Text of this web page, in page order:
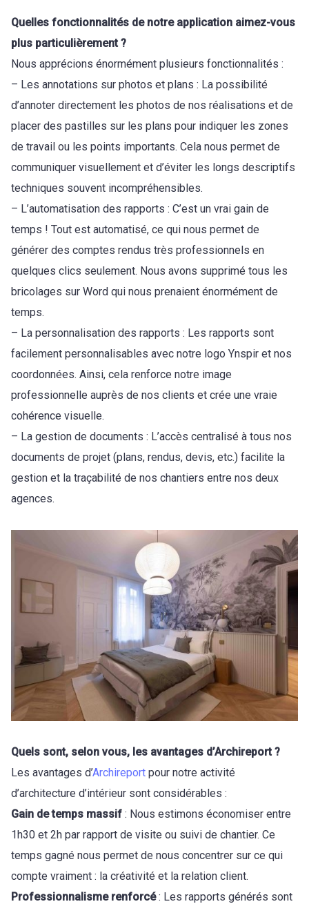
Quelles fonctionnalités de notre application aimez-vous
plus particulièrement ?
Nous apprécions énormément plusieurs fonctionnalités :
– Les annotations sur photos et plans : La possibilité
d’annoter directement les photos de nos réalisations et de
placer des pastilles sur les plans pour indiquer les zones
de travail ou les points importants. Cela nous permet de
communiquer visuellement et d’éviter les longs descriptifs
techniques souvent incompréhensibles.
– L’automatisation des rapports : C’est un vrai gain de
temps ! Tout est automatisé, ce qui nous permet de
générer des comptes rendus très professionnels en
quelques clics seulement. Nous avons supprimé tous les
bricolages sur Word qui nous prenaient énormément de
temps.
– La personnalisation des rapports : Les rapports sont
facilement personnalisables avec notre logo Ynspir et nos
coordonnées. Ainsi, cela renforce notre image
professionnelle auprès de nos clients et crée une vraie
cohérence visuelle.
– La gestion de documents : L’accès centralisé à tous nos
documents de projet (plans, rendus, devis, etc.) facilite la
gestion et la traçabilité de nos chantiers entre nos deux
agences.
Quels sont, selon vous, les avantages d’Archireport ?
Les avantages d’Archireport pour notre activité
d’architecture d’intérieur sont considérables :
Gain de temps massif : Nous estimons économiser entre
1h30 et 2h par rapport de visite ou suivi de chantier. Ce
temps gagné nous permet de nous concentrer sur ce qui
compte vraiment : la créativité et la relation client.
Professionnalisme renforcé: Les rapports générés sont